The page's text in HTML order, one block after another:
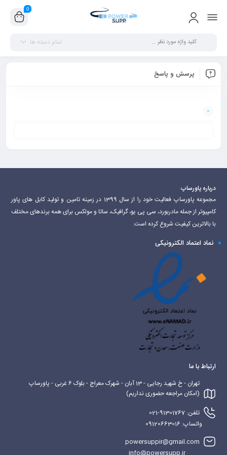
0
تمام دسته ها
پرسش و پاسخ
درباره پاورساپ
مجموعه پاورساپ فعالیت خود را از سال 1399 در زمینه تامین و تولید کابل های پاور
کامپیوتر از جمله مادربورد، سی پی یو، گرافیک، ساتا و مولکس برای همه برندهای مختلف
با بالاترین کیفیت شروع کرده است.
نماد اعتماد الکترونیکی
ارتباط با ما
تهران - خ شهید رجایی - 13 آبان - شهرک معراج - بلوک 6 غربی - پاورساپ
(امکان مراجعه حضوری نداریم)
تلفن: 91301767-021
واتساپ: 09120663016
powersuppir@gmail.com
info@powersupp.ir